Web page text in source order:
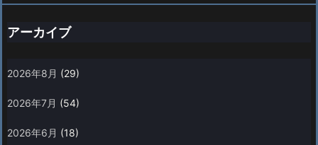
アーカイブ
2026年8月 (29)
2026年7月 (54)
2026年6月 (18)